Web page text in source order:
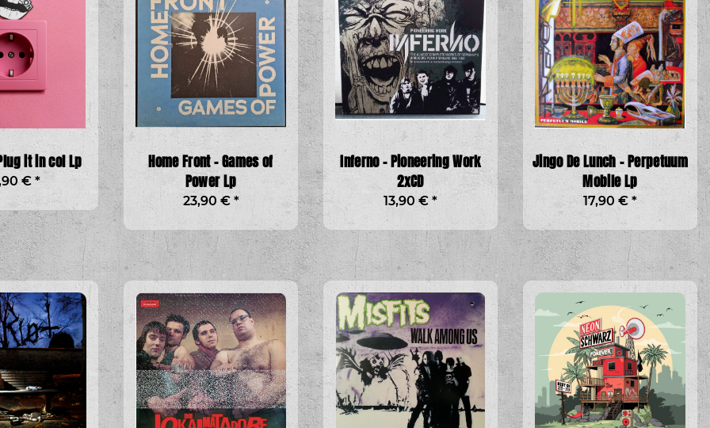
it in col Lp
€ *
Home Front - Games of
Power Lp
23,90 € *
Inferno - Pioneering Work
2xCD
13,90 € *
Jingo De Lunch - Perpetuum
Mobile Lp
17,90 € *